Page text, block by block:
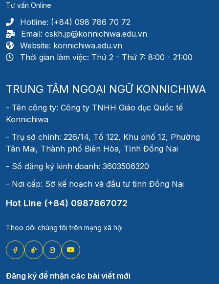
Tư vấn Online
Hotline: (+84) 098 786 70 72
Email: cskh.jp@konnichiwa.edu.vn
Website: konnichiwa.edu.vn
Thời gian làm việc: Thứ 2 - Thứ 7: 8:00 - 21:00
TRUNG TÂM NGOẠI NGỮ KONNICHIWA
- Tên công ty: Công ty TNHH Giáo dục Quốc tế
Konnichiwa
- Trụ sở chính: 226/14, Tổ 122, Khu phố 12, Phường
Tân Mai, Thành phố Biên Hòa, Tỉnh Đồng Nai
- Số đăng ký kinh doanh: 3603506320
- Nơi cấp: Sở kế hoạch và đầu tư tỉnh Đồng Nai
Hot Line (+84) 0987867072
Theo dõi chúng tôi trên mạng xã hội
Đăng ký để nhận các bài viết mới